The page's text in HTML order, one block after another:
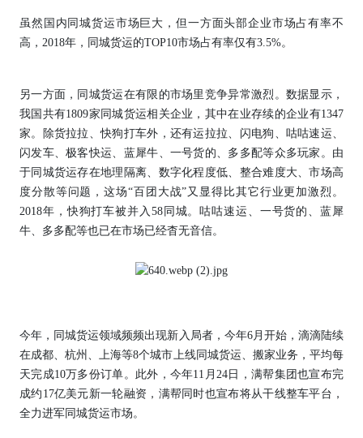
虽然国内同城货运市场巨大，但一方面头部企业市场占有率不
高，2018年，同城货运的TOP10市场占有率仅有3.5%。
另一方面，同城货运在有限的市场里竞争异常激烈。数据显示，
我国共有1809家同城货运相关企业，其中在业存续的企业有1347
家。除货拉拉、快狗打车外，还有运拉拉、闪电狗、咕咕速运、
闪发车、极客快运、蓝犀牛、一号货的、多多配等众多玩家。由
于同城货运存在地理隔离、数字化程度低、整合难度大、市场高
度分散等问题，这场“百团大战”又显得比其它行业更加激烈。
2018年，快狗打车被并入58同城。咕咕速运、一号货的、蓝犀
牛、多多配等也已在市场已经杳无音信。
今年，同城货运领域频频出现新入局者，今年6月开始，滴滴陆续
在成都、杭州、上海等8个城市上线同城货运、搬家业务，平均每
天完成10万多份订单。此外，今年11月24日，满帮集团也宣布完
成约17亿美元新一轮融资，满帮同时也宣布将从干线整车平台，
全力进军同城货运市场。